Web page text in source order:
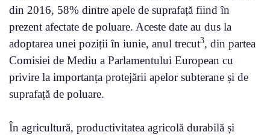
din 2016, 58% dintre apele de suprafață fiind în
prezent afectate de poluare. Aceste date au dus la
adoptarea unei poziții în iunie, anul trecut3, din partea
Comisiei de Mediu a Parlamentului European cu
privire la importanța protejării apelor subterane și de
suprafață de poluare.
În agricultură, productivitatea agricolă durabilă și